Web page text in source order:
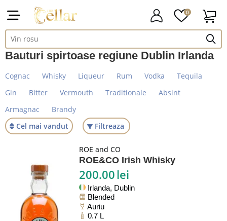
0
Bauturi spirtoase regiune Dublin Irlanda
Cognac Whisky Liqueur Rum Vodka
Tequila
Gin
Bitter Vermouth Traditionale
Absint
Armagnac
Brandy
Cel mai vandut
Filtreaza
ROE and CO
ROE&CO Irish Whisky
200.00lei
Irlanda, Dublin
Blended
Auriu
0.7 L